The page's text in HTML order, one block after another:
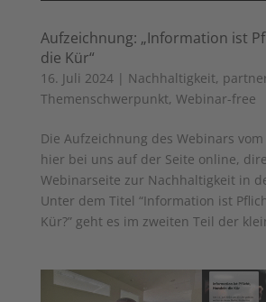
Aufzeichnung: „Information ist
die Kür“
16. Juli 2024| Nachhaltigkeit,
Themenschwerpunkt, Webinar-free
Die Aufzeichnung des Webinars
hier bei uns auf der Seite online,
Webinarseite zur Nachhaltigkeit in
Unter dem Titel “Information ist
Kür?” geht es im zweiten Teil der